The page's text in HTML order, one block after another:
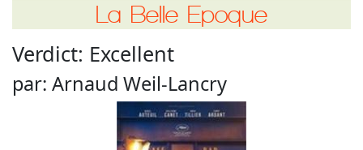
La Belle Epoque
Verdict: Excellent
par: Arnaud Weil-Lancry